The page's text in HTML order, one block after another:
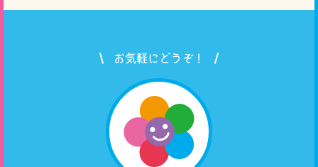
お気軽にどうぞ！